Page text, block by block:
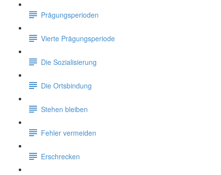
Prägungsperioden
Vierte Prägungsperiode
Die Sozialisierung
Die Ortsbindung
Stehen bleiben
Fehler vermeiden
Erschrecken